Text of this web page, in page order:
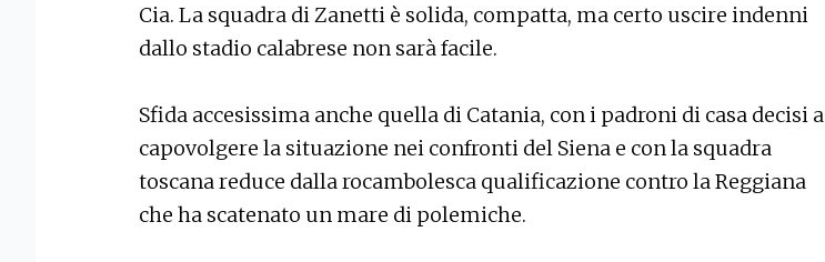
Cia. La squadra di Zanetti è solida, compatta, ma certo uscire indenni
dallo stadio calabrese non sarà facile.
Sfida accesissima anche quella di Catania, con i padroni di casa decisi a
capovolgere la situazione nei confronti del Siena e con la squadra
toscana reduce dalla rocambolesca qualificazione contro la Reggiana
che ha scatenato un mare di polemiche.